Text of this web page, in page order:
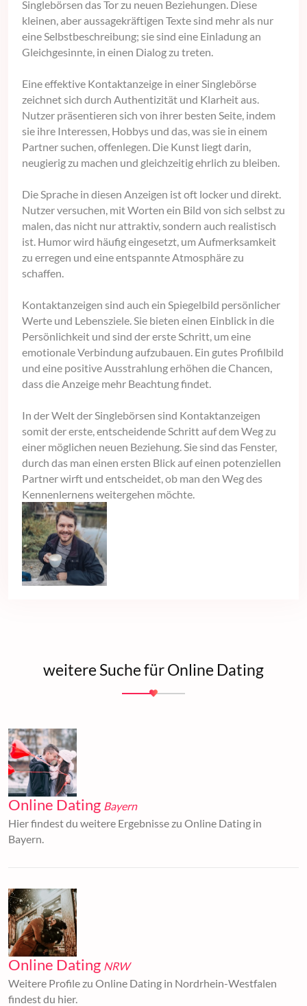
Singlebörsen das Tor zu neuen Beziehungen. Diese
kleinen, aber aussagekräftigen Texte sind mehr als nur
eine Selbstbeschreibung; sie sind eine Einladung an
Gleichgesinnte, in einen Dialog zu treten.
Eine effektive Kontaktanzeige in einer Singlebörse
zeichnet sich durch Authentizität und Klarheit aus.
Nutzer präsentieren sich von ihrer besten Seite, indem
sie ihre Interessen, Hobbys und das, was sie in einem
Partner suchen, offenlegen. Die Kunst liegt darin,
neugierig zu machen und gleichzeitig ehrlich zu bleiben.
Die Sprache in diesen Anzeigen ist oft locker und direkt.
Nutzer versuchen, mit Worten ein Bild von sich selbst zu
malen, das nicht nur attraktiv, sondern auch realistisch
ist. Humor wird häufig eingesetzt, um Aufmerksamkeit
zu erregen und eine entspannte Atmosphäre zu
schaffen.
Kontaktanzeigen sind auch ein Spiegelbild persönlicher
Werte und Lebensziele. Sie bieten einen Einblick in die
Persönlichkeit und sind der erste Schritt, um eine
emotionale Verbindung aufzubauen. Ein gutes Profilbild
und eine positive Ausstrahlung erhöhen die Chancen,
dass die Anzeige mehr Beachtung findet.
In der Welt der Singlebörsen sind Kontaktanzeigen
somit der erste, entscheidende Schritt auf dem Weg zu
einer möglichen neuen Beziehung. Sie sind das Fenster,
durch das man einen ersten Blick auf einen potenziellen
Partner wirft und entscheidet, ob man den Weg des
Kennenlernens weitergehen möchte.
weitere Suche für Online Dating
Online Dating Bayern
Hier findest du weitere Ergebnisse zu Online Dating in
Bayern.
Online Dating NRW
Weitere Profile zu Online Dating in Nordrhein-Westfalen
findest du hier.